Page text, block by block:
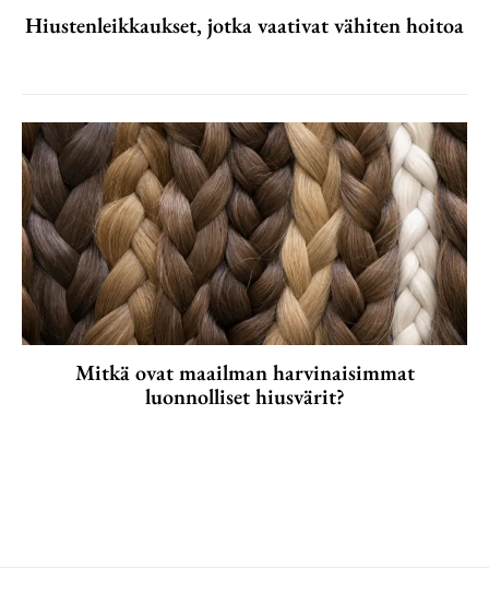
Hiustenleikkaukset, jotka vaativat vähiten hoitoa
Mitkä ovat maailman harvinaisimmat
luonnolliset hiusvärit?